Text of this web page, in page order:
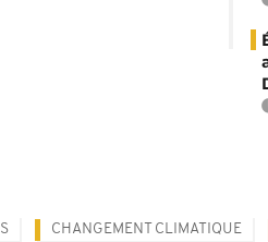
CHANGEMENT CLIMATIQUE